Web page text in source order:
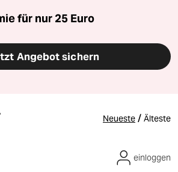
für nur 25 Euro
Angebot sichern
Neueste / Älteste
einloggen